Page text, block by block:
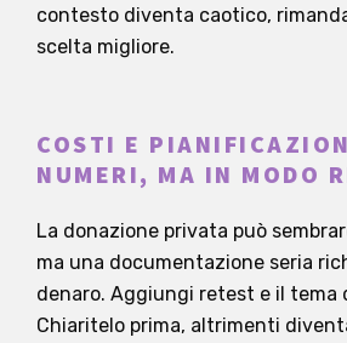
contesto diventa caotico,
scelta migliore.
COSTI E
NUMERI, MA IN MODO
La donazione privata può
ma una documentazione seria
denaro. Aggiungi retest e il tema
Chiaritelo prima, altrimenti